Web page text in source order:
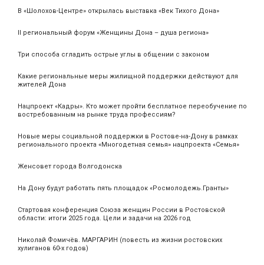
В «Шолохов-Центре» открылась выставка «Век Тихого Дона»
II региональный форум «Женщины Дона – душа региона»
Три способа сгладить острые углы в общении с законом
Какие региональные меры жилищной поддержки действуют для
жителей Дона
Нацпроект «Кадры». Кто может пройти бесплатное переобучение по
востребованным на рынке труда профессиям?
Новые меры социальной поддержки в Ростове-на-Дону в рамках
регионального проекта «Многодетная семья» нацпроекта «Семья»
Женсовет города Волгодонска
На Дону будут работать пять площадок «Росмолодежь.Гранты»
Стартовая конференция Союза женщин России в Ростовской
области: итоги 2025 года. Цели и задачи на 2026 год
Николай Фомичёв. МАРГАРИН (повесть из жизни ростовских
хулиганов 60-х годов)